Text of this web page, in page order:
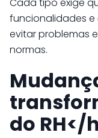
funcionalidades
evitar problemas
normas.
do RH</